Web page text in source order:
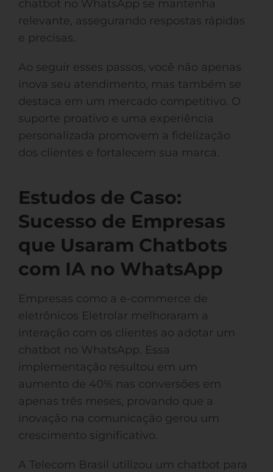
chatbot no WhatsApp se mantenha
relevante, assegurando respostas rápidas
e precisas.
Ao seguir esses passos, você não apenas
inova seu atendimento, mas também se
destaca em um mercado competitivo. O
suporte proativo e uma experiência
personalizada promovem a fidelização
dos clientes e fortalecem sua marca.
Estudos de Caso:
Sucesso de Empresas
que Usaram Chatbots
com IA no WhatsApp
Empresas como a e-commerce de
eletrônicos Eletrolar melhoraram a
interação com os clientes ao adotar um
chatbot no WhatsApp. Essa
implementação resultou em um
aumento de 40% nas conversões em
apenas três meses, provando que a
inovação na comunicação gerou um
crescimento significativo.
A Telecom Brasil utilizou um chatbot para